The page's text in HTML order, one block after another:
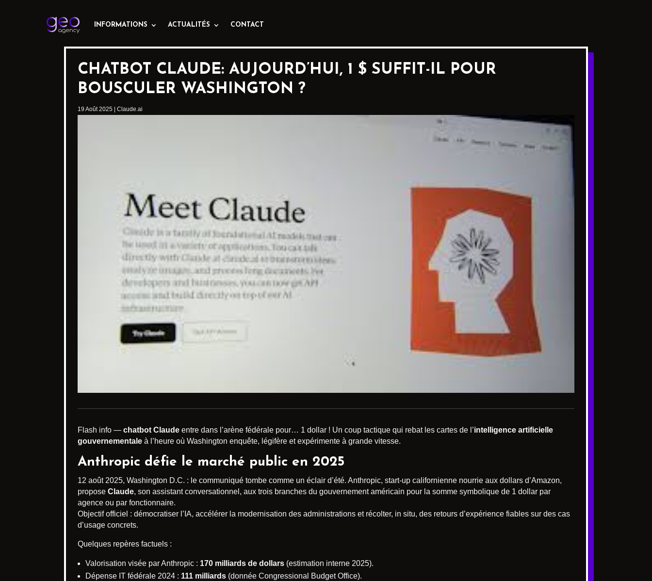
INFORMATIONS ACTUALITÉS CONTACT
CHATBOT CLAUDE: AUJOURD’HUI, 1 $ SUFFIT-IL POUR
BOUSCULER WASHINGTON ?
19 Août 2025 Claude.ai
Flash info — chatbot Claude entre dans l’arène fédérale pour… 1 dollar ! Un coup tactique qui rebat les cartes de l’intelligence artificielle
gouvernementale à l’heure où Washington enquête, légifère et expérimente à grande vitesse.
Anthropic défie le marché public en 2025
12 août 2025, Washington D.C. : le communiqué tombe comme un éclair d’été. Anthropic, start-up californienne nourrie aux dollars d’Amazon,
propose Claude, son assistant conversationnel, aux trois branches du gouvernement américain pour la somme symbolique de 1 dollar par
agence ou par fonctionnaire.
Objectif officiel : démocratiser l’IA, accélérer la modernisation des administrations et récolter, in situ, des retours d’expérience fiables sur des cas
d’usage concrets.
Quelques repères factuels :
Valorisation visée par Anthropic : 170 milliards de dollars (estimation interne 2025).
Dépense IT fédérale 2024 : 111 milliards (donnée Congressional Budget Office).